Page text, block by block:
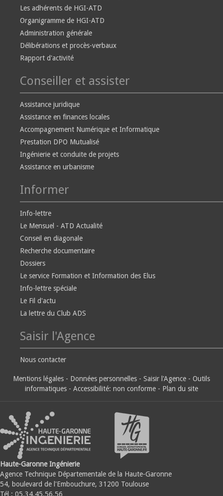
Les adhérents de HGI-ATD
Organigramme de HGI-ATD
Administration générale
Délibérations et procès-verbaux
Rapport d'activité
Conseiller et assister
Assistance juridique
Assistance en finances locales
Accompagnement Numérique et Informatique
Prestation DPO Mutualisé
Ingénierie et conduite de projets
Assistance en urbanisme
Informer
Info-lettre
Le Mensuel - ATD Actualité
Conseil en diagonale
Recherche documentaire
Dossiers
Le service Formation et Information des Elus
Info-lettre spéciale
Le Fil d'actu
La lettre du Club ADS
Saisir l'Agence
Nous contacter
Mentions légales - Données personnelles - Saisir l'Agence - Outils
informatiques - Accessibilité: non conforme - Plan du site
Haute-Garonne Ingénierie
Agence Technique Départementale de la Haute-Garonne
54, boulevard de l'Embouchure, 31200 Toulouse
Tél : 05.34.45.56.56